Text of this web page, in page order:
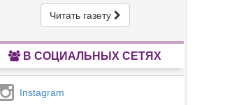
Читать газету
В СОЦИАЛЬНЫХ СЕТЯХ
Instagram